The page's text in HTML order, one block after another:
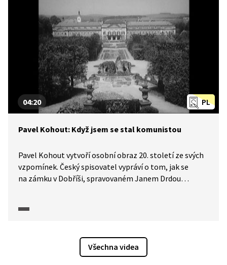
která se později stala manželkou herce Vladimíra Ráže.
„Chtěli jsme spolu založit socialistickou rodinu, mít
spolu socialistické děti a budovat spolu socialismus.“
PL
04:20
Pavel Kohout: Když jsem se stal komunistou
Pavel Kohout vytvoří osobní obraz 20. století ze svých
vzpomínek. Český spisovatel vypráví o tom, jak se
na zámku v Dobříši, spravovaném Janem Drdou
Pavel Kohout vzpomíná, jak zde při letním pobytu psal
o dobová videa a ukázky z tisku.
Všechna videa